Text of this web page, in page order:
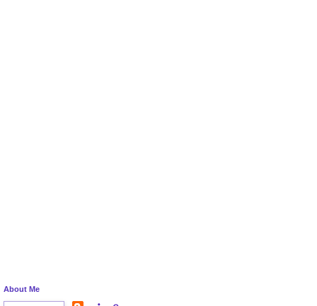
About Me